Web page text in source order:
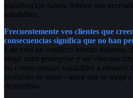
planificación futura. Ambos son
saludables.
Frecuentemente veo clientes que
consecuencias significa que no han
Esto crea un conflicto interno doloroso
elegir entre protegerse y ser «buenos
las consecuencias saludables a menudo
profundo de amor—amor que se niega
destructivo.